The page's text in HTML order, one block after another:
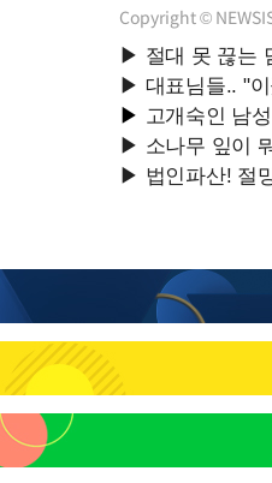
Copyright ©